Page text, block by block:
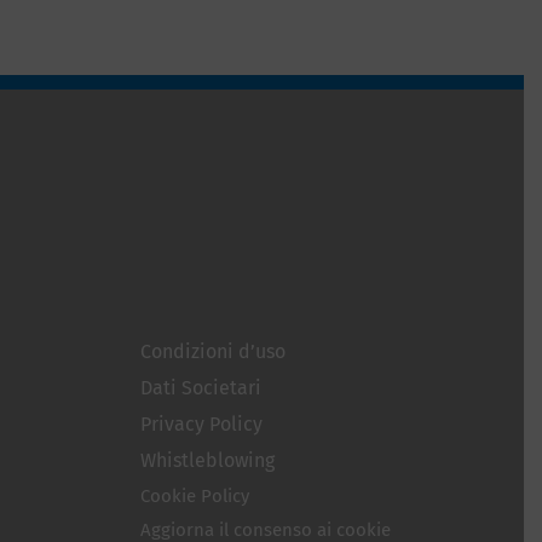
Condizioni d’uso
Dati Societari
Privacy Policy
Whistleblowing
Cookie Policy
Aggiorna il consenso ai cookie